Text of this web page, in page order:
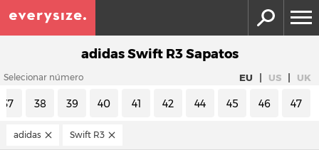
adidas Swift R3 Sapatos
Selecionar número EU | US | UK
37 38 39 40 41 42 44 45 46 47
adidas Swift R3